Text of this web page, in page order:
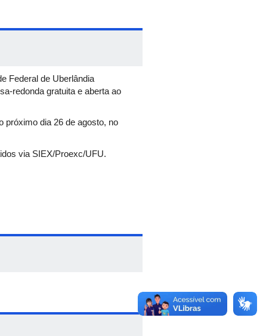
Federal de Uberlândia
redonda gratuita e aberta ao
próximo dia 26 de agosto, no
via SIEX/Proexc/UFU.
Conselho de Direitos das